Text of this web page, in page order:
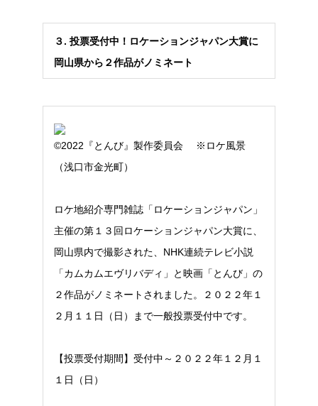
３. 投票受付中！ロケーションジャパン大賞に
岡山県から２作品がノミネート
©2022『とんび』製作委員会 ※ロケ風景
（浅口市金光町）
ロケ地紹介専門雑誌「ロケーションジャパン」
主催の第１３回ロケーションジャパン大賞に、
岡山県内で撮影された、NHK連続テレビ小説
「カムカムエヴリバディ」と映画「とんび」の
２作品がノミネートされました。２０２２年１
２月１１日（日）まで一般投票受付中です。
【投票受付期間】受付中～２０２２年１２月１
１日（日）